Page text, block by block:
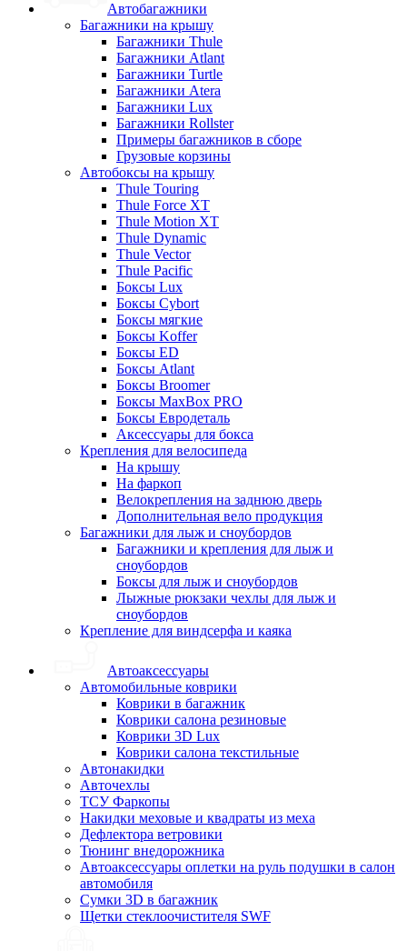
Автобагажники
Багажники на крышу
Багажники Thule
Багажники Atlant
Багажники Turtle
Багажники Atera
Багажники Lux
Багажники Rollster
Примеры багажников в сборе
Грузовые корзины
Автобоксы на крышу
Thule Touring
Thule Force XT
Thule Motion XT
Thule Dynamic
Thule Vector
Thule Pacific
Боксы Lux
Боксы Cybort
Боксы мягкие
Боксы Koffer
Боксы ED
Боксы Atlant
Боксы Broomer
Боксы MaxBox PRO
Боксы Евродеталь
Аксессуары для бокса
Крепления для велосипеда
На крышу
На фаркоп
Велокрепления на заднюю дверь
Дополнительная вело продукция
Багажники для лыж и сноубордов
Багажники и крепления для лыж и
сноубордов
Боксы для лыж и сноубордов
Лыжные рюкзаки чехлы для лыж и
сноубордов
Крепление для виндсерфа и каяка
Автоаксессуары
Автомобильные коврики
Коврики в багажник
Коврики салона резиновые
Коврики 3D Lux
Коврики салона текстильные
Автонакидки
Авточехлы
ТСУ Фаркопы
Накидки меховые и квадраты из меха
Дефлектора ветровики
Тюнинг внедорожника
Автоаксессуары оплетки на руль подушки в салон
автомобиля
Сумки 3D в багажник
Щетки стеклоочистителя SWF